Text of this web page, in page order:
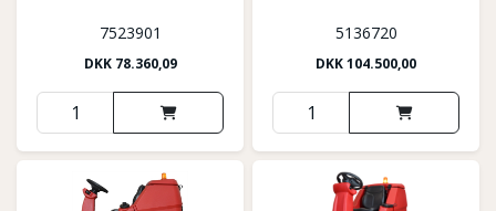
7523901
DKK 78.360,09
5136720
DKK104.500,00